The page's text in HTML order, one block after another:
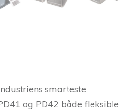
smarteste
og PD42 både fleksible